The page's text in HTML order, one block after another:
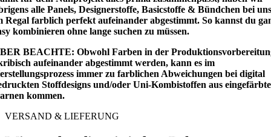
alle Panels, Designerstoffe, Basicstoffe & Bündchen bei uns
Regal farblich perfekt aufeinander abgestimmt. So kannst du
kombinieren ohne lange suchen zu müssen.
BEACHTE: Obwohl Farben in der
aufeinander abgestimmt werden, kann es im
immer zu farblichen Abweichungen bei digital
Stoffdesigns und/oder Uni-Kombistoffen aus
kommen.
VERSAND & LIEFERUNG